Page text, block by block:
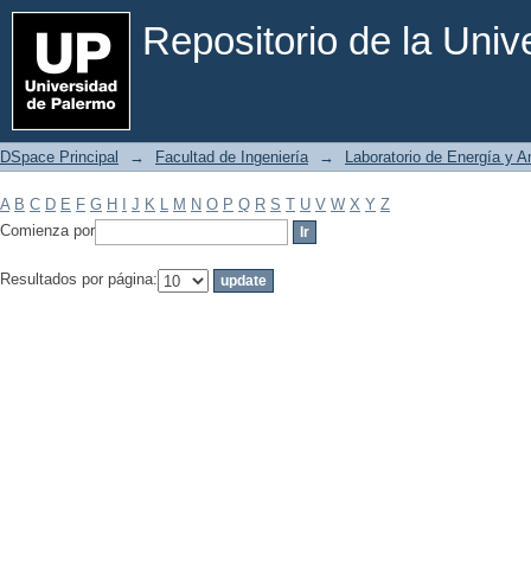
Repositorio de la
Filtrar por: Materia
DSpace Principal → Facultad de Ingeniería → Laboratorio de Energía y
A B C D E F G H J K L M N O P Q R S T U V W X Y Z
Comienza por
Resultados por página: